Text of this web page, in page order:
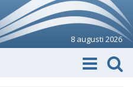
8 augusti 2026